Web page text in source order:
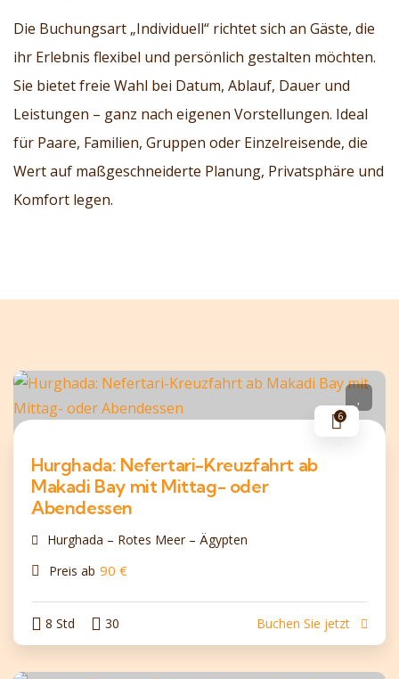
Die Buchungsart „Individuell“ richtet sich an Gäste, die
ihr Erlebnis flexibel und persönlich gestalten möchten.
Sie bietet freie Wahl bei Datum, Ablauf, Dauer und
Leistungen – ganz nach eigenen Vorstellungen. Ideal
für Paare, Familien, Gruppen oder Einzelreisende, die
Wert auf maßgeschneiderte Planung, Privatsphäre und
Komfort legen.
6
Hurghada: Nefertari-Kreuzfahrt ab
Makadi Bay mit Mittag- oder
Abendessen
Hurghada – Rotes Meer – Ägypten
Preis ab 90 €
8 Std 30 Buchen Sie jetzt